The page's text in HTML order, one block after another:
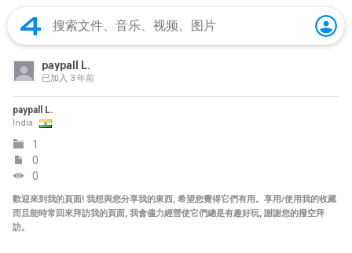
paypall L.
已加入 3 年前
paypall L.
India
1
0
0
歡迎來到我的頁面! 我想與您分享我的東西, 希望您覺得它們有用。享用/使用我的收藏
而且能時常回來拜訪我的頁面, 我會儘力經營使它們總是有趣好玩, 謝謝您的撥空拜
訪。